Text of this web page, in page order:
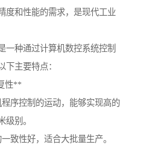
度和性能的需求，是现代工业
一种通过计算机数控系统控制
下主要特点：
性**
序控制的运动，能够实现高的
级别。
致性好，适合大批量生产。